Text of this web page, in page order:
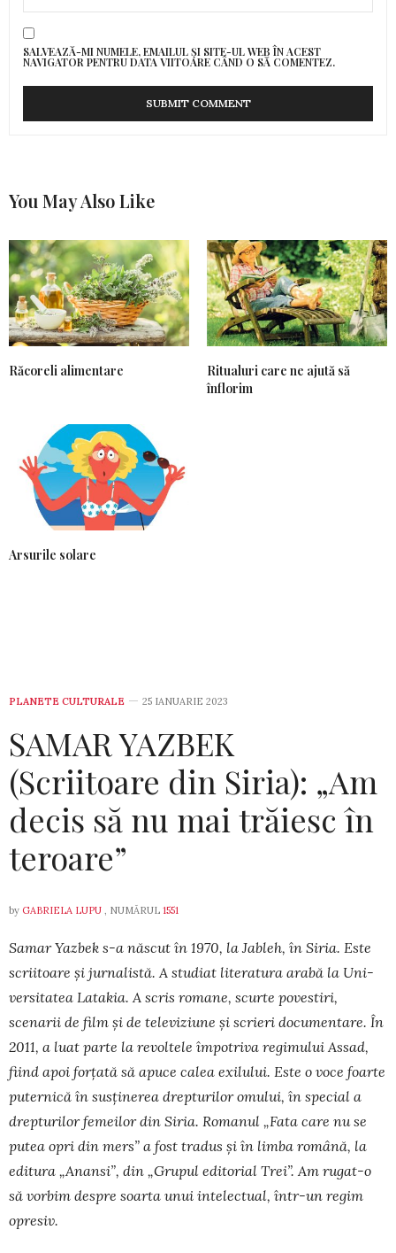
SALVEAZĂ-MI NUMELE, EMAILUL ȘI SITE-UL WEB ÎN ACEST
NAVIGATOR PENTRU DATA VIITOARE CÂND O SĂ COMENTEZ.
You May Also Like
Răcoreli alimentare
Ritualuri care ne ajută să
înflorim
Arsurile solare
PLANETE CULTURALE 25 IANUARIE 2023
SAMAR YAZBEK
(Scriitoare din Siria): „Am
decis să nu mai trăiesc în
teroare”
by GABRIELA LUPU , NUMĂRUL 1551
Samar Yazbek s-a născut în 1970, la Jableh, în Siria. Este
scriitoare și jur­na­listă. A studiat literatura arabă la Uni­
ver­sitatea Latakia. A scris romane, scurte po­vestiri,
scenarii de film și de televiziune și scrieri do­cumentare. În
2011, a luat parte la revoltele împotriva regimului Assad,
fiind apoi forțată să apuce calea exilului. Este o voce foarte
puternică în susținerea drepturilor omului, în special a
drep­turilor femeilor din Siria. Romanul „Fata care nu se
putea opri din mers” a fost tradus și în limba ro­mână, la
editura „Anansi”, din „Grupul edito­rial Trei”. Am rugat-o
să vorbim despre soarta unui intelectual, într-un regim
opresiv.